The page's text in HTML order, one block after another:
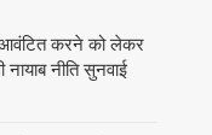
आवंटित करने को लेकर
नीति सुनवाई